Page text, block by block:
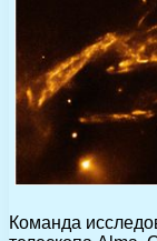
Команда